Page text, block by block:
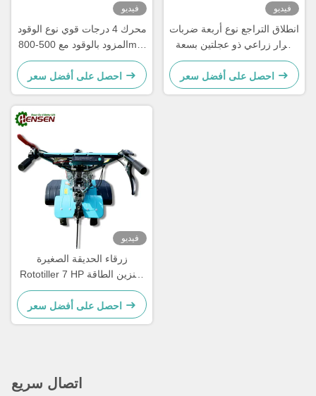
فيديو
محرك 4 درجات قوي نوع الوقود
المزود بالوقود مع 500-800mm
عرض التقطيع
احصل على أفضل سعر
فيديو
انطلاق التراجع نوع أربعة ضربات
جرار زراعي ذو عجلتين بسعة
100 رطلاً
احصل على أفضل سعر
فيديو
زرقاء الحديقة الصغيرة
Rototiller 7 HP البنزين الطاقة
Tiller متعددة الأغراض
احصل على أفضل سعر
اتصال سريع